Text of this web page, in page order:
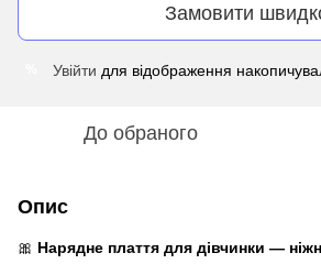
Замовити
Увійти для відображення
До обраного
Опис
🎀 Нарядне плаття для дівчинки —